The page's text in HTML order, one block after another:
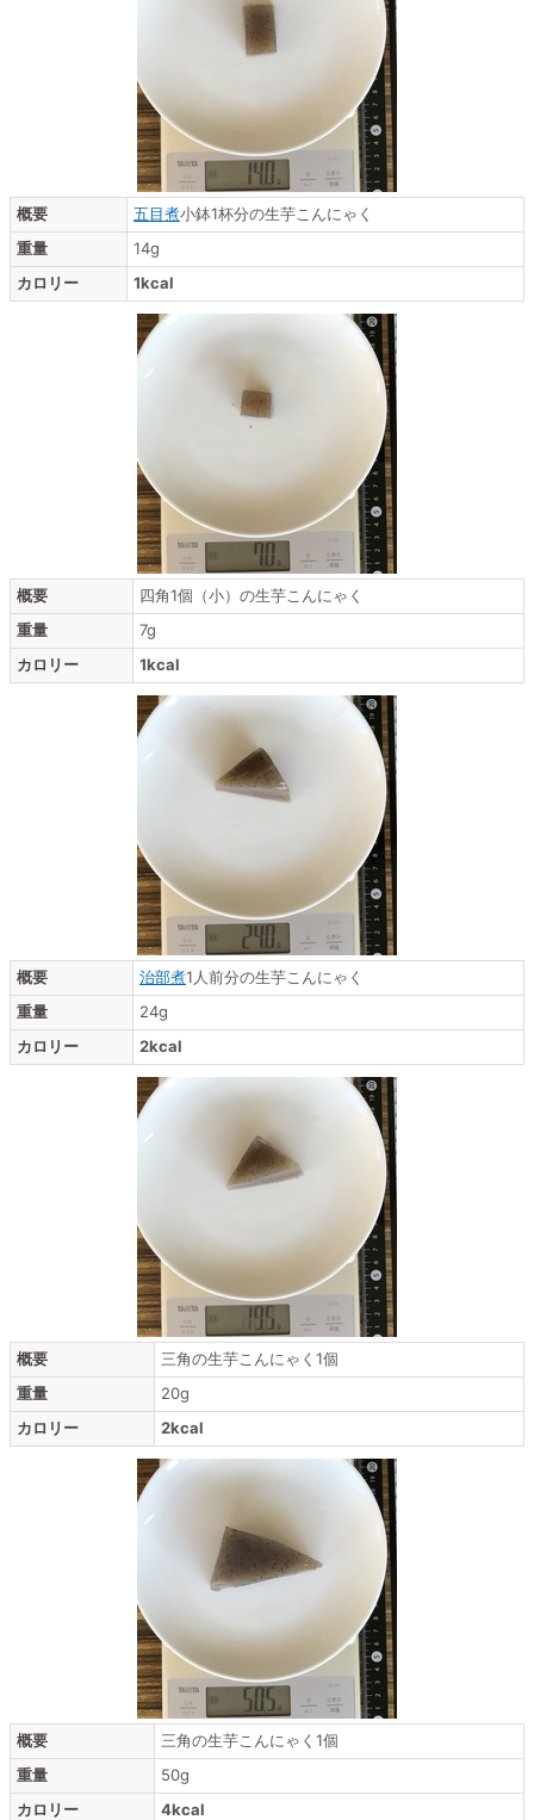
概要 五目煮小鉢1杯分の生芋こんにゃく
重量
14g
カロリー
1kcal
概要
四角1個（小）の生芋こんにゃく
重量
7g
カロリー
1kcal
概要 治部煮1人前分の生芋こんにゃく
重量
24g
カロリー
2kcal
概要
三角の生芋こんにゃく1個
重量
20g
カロリー
2kcal
概要
三角の生芋こんにゃく1個
重量
50g
カロリー
4kcal